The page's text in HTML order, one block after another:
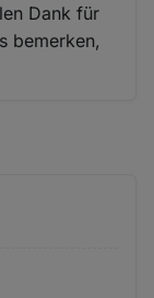
Dank für
bemerken,